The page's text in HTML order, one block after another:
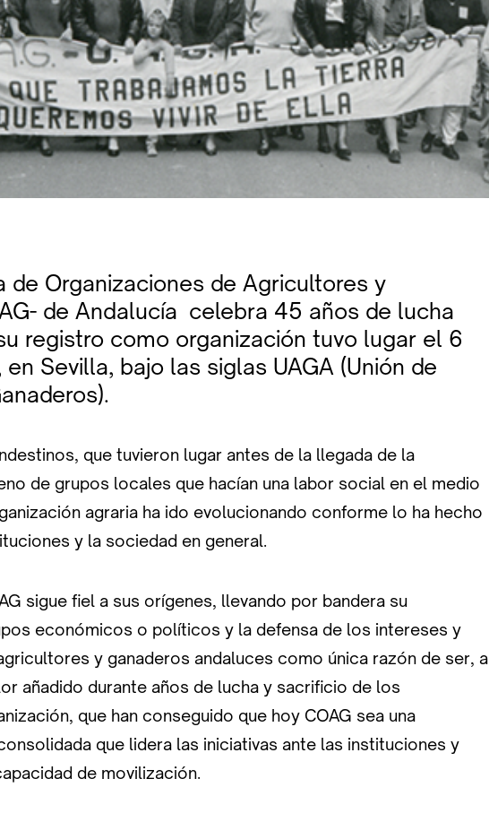
de Organizaciones de Agricultores y
de Andalucía celebra 45 años de lucha
registro como organización tuvo lugar el 6
Sevilla, bajo las siglas UAGA (Unión de
que tuvieron lugar antes de la llegada de la
de grupos locales que hacían una labor social en el medio
agraria ha ido evolucionando conforme lo ha hecho
y la sociedad en general.
sigue fiel a sus orígenes, llevando por bandera su
económicos o políticos y la defensa de los intereses y
y ganaderos andaluces como única razón de ser, a
añadido durante años de lucha y sacrificio de los
que han conseguido que hoy COAG sea una
que lidera las iniciativas ante las instituciones y
de movilización.